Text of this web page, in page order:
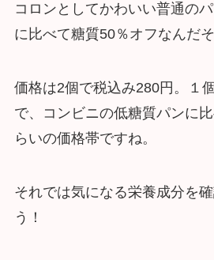
コロンとしてかわいい普通の
に比べて糖質50％オフなんだそ
価格は2個で税込み280円。１
で、コンビニの低糖質パンに
らいの価格帯ですね。
それでは気になる栄養成分を
う！